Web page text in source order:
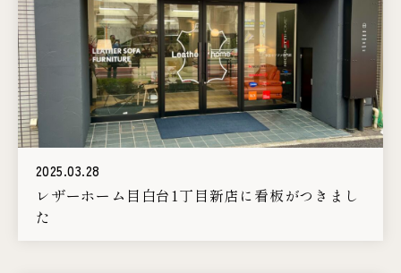
2025.03.28
レザーホーム目白台1丁目新店に看板がつきまし
た